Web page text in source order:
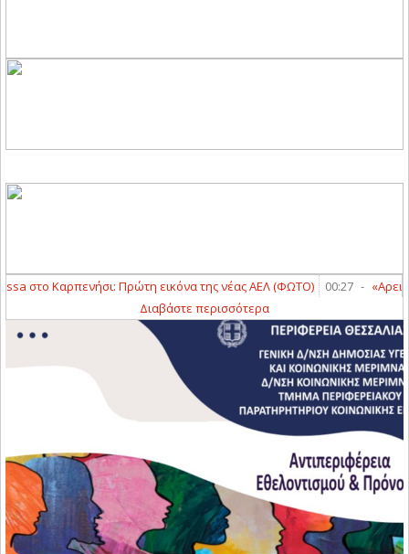
στο Καρπενήσι: Πρώτη εικόνα της νέας ΑΕΛ (ΦΩΤΟ) 00:27 -
Διαβάστε περισσότερα